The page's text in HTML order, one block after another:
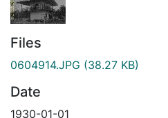
Files
0604914.JPG (38.27 KB)
Date
1930-01-01